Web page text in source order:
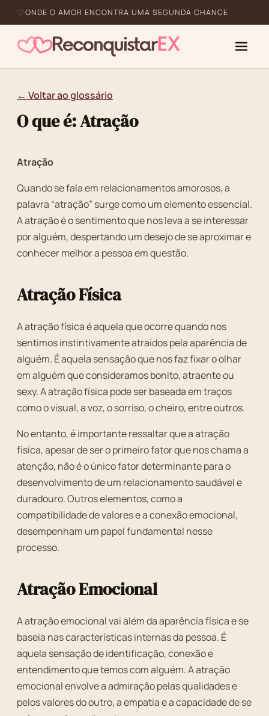
ONDE O AMOR ENCONTRA UMA SEGUNDA CHANCE
← Voltar ao glossário
O que é: Atração
Atração
Quando se fala em relacionamentos amorosos, a
palavra “atração” surge como um elemento essencial.
A atração é o sentimento que nos leva a se interessar
por alguém, despertando um desejo de se aproximar e
conhecer melhor a pessoa em questão.
Atração Física
A atração física é aquela que ocorre quando nos
sentimos instintivamente atraídos pela aparência de
alguém. É aquela sensação que nos faz fixar o olhar
em alguém que consideramos bonito, atraente ou
sexy. A atração física pode ser baseada em traços
como o visual, a voz, o sorriso, o cheiro, entre outros.
No entanto, é importante ressaltar que a atração
física, apesar de ser o primeiro fator que nos chama a
atenção, não é o único fator determinante para o
desenvolvimento de um relacionamento saudável e
duradouro. Outros elementos, como a
compatibilidade de valores e a conexão emocional,
desempenham um papel fundamental nesse
processo.
Atração Emocional
A atração emocional vai além da aparência física e se
baseia nas características internas da pessoa. É
aquela sensação de identificação, conexão e
entendimento que temos com alguém. A atração
emocional envolve a admiração pelas qualidades e
pelos valores do outro, a empatia e a capacidade de se